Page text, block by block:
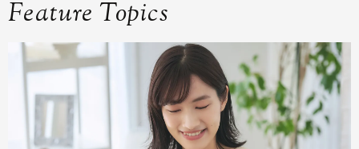
Feature Topics